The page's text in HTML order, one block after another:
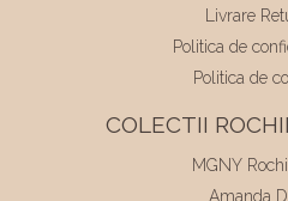
Livrare
Politica de
Politica de
COLECTII
MGNY
Amanda